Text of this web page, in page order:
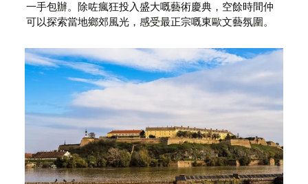
一手包辦。除咗瘋狂投入盛大嘅藝術慶典，空餘時間仲
可以探索當地鄉郊風光，感受最正宗嘅東歐文藝氛圍。